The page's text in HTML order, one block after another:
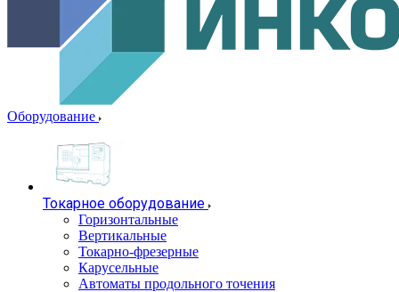
Оборудование
Токарное оборудование
Горизонтальные
Вертикальные
Токарно-фрезерные
Карусельные
Автоматы продольного точения